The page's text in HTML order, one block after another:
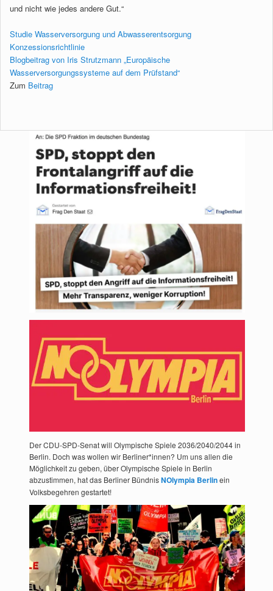
und nicht wie jedes andere Gut.“
Studie Wasserversorgung und Abwasserentsorgung
Konzessionsrichtlinie
Blogbeitrag von Iris Strutzmann „Europäische
Wasserversorgungssysteme auf dem Prüfstand“
Zum Beitrag
Der CDU-SPD-Senat will Olympische Spiele 2036/2040/2044 in
Berlin. Doch was wollen wir Berliner*innen? Um uns allen die
Möglichkeit zu geben, über Olympische Spiele in Berlin
abzustimmen, hat das Berliner BündnisNOlympia Berlinein
Volksbegehren gestartet!